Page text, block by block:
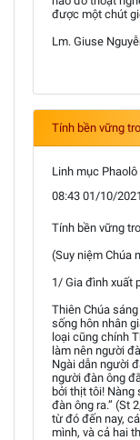
được một chút
Lm. Giuse
Tính bền vững
Linh mục
08:43 01/10/2021
Tính bền vững
(Suy niệm Chúa
1/ Gia đình xuất
Thiên Chúa
sống hôn nhân
loại cũng chính
làm nên người
Ngài dẫn người
người đàn ông
bởi thịt tôi!
đàn ông ra.” (St
từ đó đến nay,
mình, và cả hai